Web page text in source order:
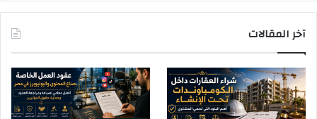
آخر المقالات